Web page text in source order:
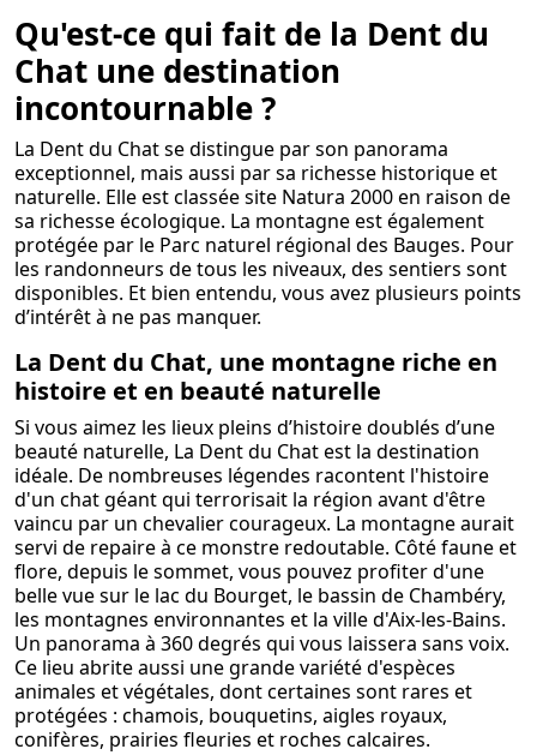
Qu'est-ce qui fait de la Dent du
Chat une destination
incontournable ?
La Dent du Chat se distingue par son panorama
exceptionnel, mais aussi par sa richesse historique et
naturelle. Elle est classée site Natura 2000 en raison de
sa richesse écologique. La montagne est également
protégée par le Parc naturel régional des Bauges. Pour
les randonneurs de tous les niveaux, des sentiers sont
disponibles. Et bien entendu, vous avez plusieurs points
d’intérêt à ne pas manquer.
La Dent du Chat, une montagne riche en
histoire et en beauté naturelle
Si vous aimez les lieux pleins d’histoire doublés d’une
beauté naturelle, La Dent du Chat est la destination
idéale. De nombreuses légendes racontent l'histoire
d'un chat géant qui terrorisait la région avant d'être
vaincu par un chevalier courageux. La montagne aurait
servi de repaire à ce monstre redoutable. Côté faune et
flore, depuis le sommet, vous pouvez profiter d'une
belle vue sur le lac du Bourget, le bassin de Chambéry,
les montagnes environnantes et la ville d'Aix-les-Bains.
Un panorama à 360 degrés qui vous laissera sans voix.
Ce lieu abrite aussi une grande variété d'espèces
animales et végétales, dont certaines sont rares et
protégées : chamois, bouquetins, aigles royaux,
conifères, prairies fleuries et roches calcaires.